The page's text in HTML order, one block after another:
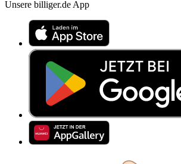
Unsere billiger.de App